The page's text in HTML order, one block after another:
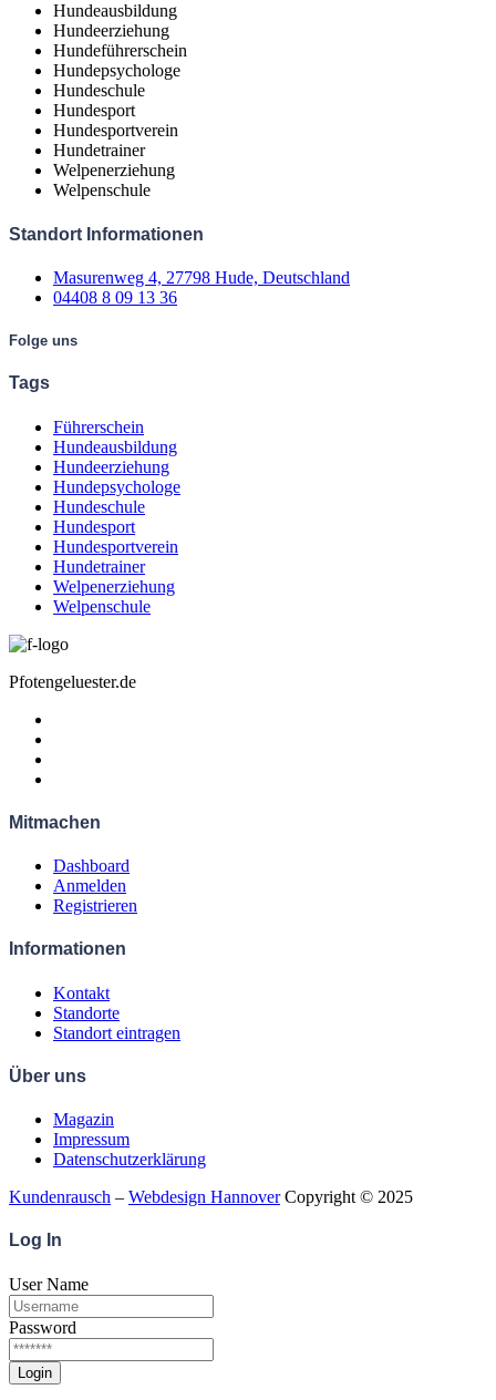
Hundeausbildung
Hundeerziehung
Hundeführerschein
Hundepsychologe
Hundeschule
Hundesport
Hundesportverein
Hundetrainer
Welpenerziehung
Welpenschule
Standort Informationen
Masurenweg 4, 27798 Hude, Deutschland
04408 8 09 13 36
Folge uns
Tags
Führerschein
Hundeausbildung
Hundeerziehung
Hundepsychologe
Hundeschule
Hundesport
Hundesportverein
Hundetrainer
Welpenerziehung
Welpenschule
Pfotengeluester.de
Mitmachen
Dashboard
Anmelden
Registrieren
Informationen
Kontakt
Standorte
Standort eintragen
Über uns
Magazin
Impressum
Datenschutzerklärung
Kundenrausch – Webdesign HannoverCopyright © 2025
Log In
User Name
Password